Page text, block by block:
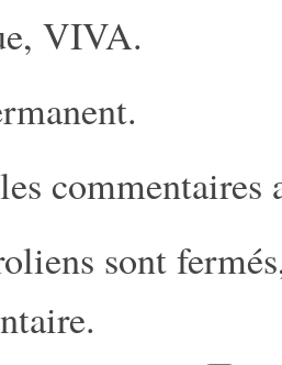
, VIVA.
.
commentaires
sont
.